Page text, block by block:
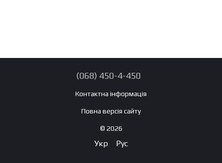
(068) 450-4-450
Контактна інформація
Повна версія сайту
© 2026
Укр Рус